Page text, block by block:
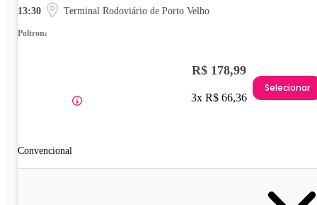
13:30 Terminal Rodoviário de Porto Velho
Poltrona
Convencional
R$ 178,99
3x R$ 66,36
Selecionar